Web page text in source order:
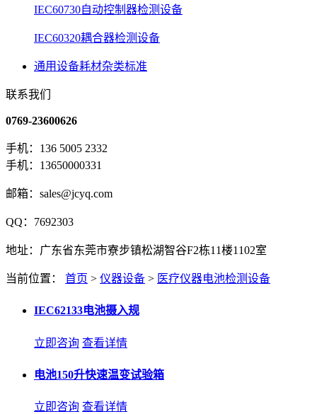
IEC60730自动控制器检测设备
IEC60320耦合器检测设备
通用设备耗材杂类标准
联系我们
0769-23600626
手机：136 5005 2332
手机：13650000331
邮箱：sales@jcyq.com
QQ：7692303
地址：广东省东莞市寮步镇松湖智谷F2栋11楼1102室
当前位置： 首页 > 仪器设备 > 医疗仪器电池检测设备
IEC62133电池摄入规
立即咨询 查看详情
电池150升快速温变试验箱
立即咨询 查看详情